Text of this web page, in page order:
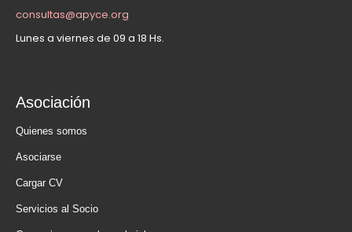
consultas@apyce.org
Lunes a viernes de 09 a 18 Hs.
Asociación
Quienes somos
Asociarse
Cargar CV
Servicios al Socio